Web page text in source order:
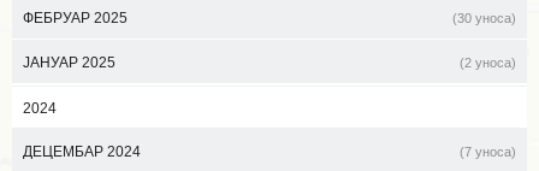
ФЕБРУАР 2025 (30 уноса)
ЈАНУАР 2025 (2 уноса)
2024
ДЕЦЕМБАР 2024 (7 уноса)